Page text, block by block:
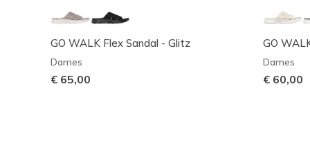
GO WALK Flex Sandal - Glitz
Dames
€ 65,00
GO
Dames
€ 60,00